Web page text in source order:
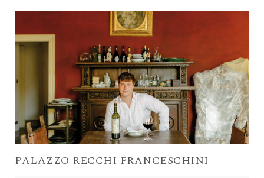
PALAZZO RECCHI FRANCESCHINI